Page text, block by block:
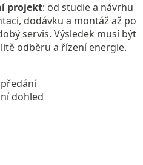
projekt: od studie a návrhu
dodávku a montáž až po
servis. Výsledek musí být
odběru a řízení energie.
dohled